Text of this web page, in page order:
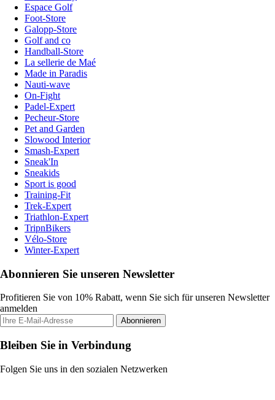
Espace Golf
Foot-Store
Galopp-Store
Golf and co
Handball-Store
La sellerie de Maé
Made in Paradis
Nauti-wave
On-Fight
Padel-Expert
Pecheur-Store
Pet and Garden
Slowood Interior
Smash-Expert
Sneak'In
Sneakids
Sport is good
Training-Fit
Trek-Expert
Triathlon-Expert
TripnBikers
Vélo-Store
Winter-Expert
Abonnieren Sie unseren Newsletter
Profitieren Sie von 10% Rabatt, wenn Sie sich für unseren Newsletter
anmelden
Abonnieren
Bleiben Sie in Verbindung
Folgen Sie uns in den sozialen Netzwerken